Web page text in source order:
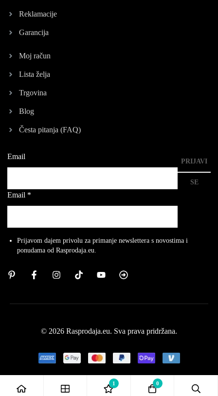
Reklamacije
Garancija
Moj račun
Lista želja
Trgovina
Blog
Česta pitanja (FAQ)
Email
Email *
PRIJAVI
SE
Prijavom dajem privolu za primanje newslettera s novostima i
ponudama od Rasprodaja.eu.
© 2026 Rasprodaja.eu. Sva prava pridržana.
1 0